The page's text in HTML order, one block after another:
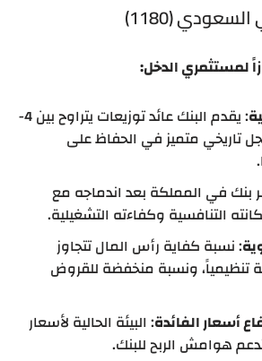
(1180)
لمستثمري الدخل:
: يقدم البنك عائد توزيعات يتراوح بين 4-
تاريخي متميز في الحفاظ على
بنك في المملكة بعد اندماجه مع
التنافسية وكفاءته التشغيلية.
: نسبة كفاية رأس المال تتجاوز
تنظيمياً، ونسبة منخفضة للقروض
أسعار الفائدة: البيئة الحالية لأسعار
هوامش الربح للبنك.